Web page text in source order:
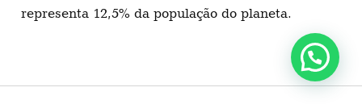
representa 12,5% da população do planeta.